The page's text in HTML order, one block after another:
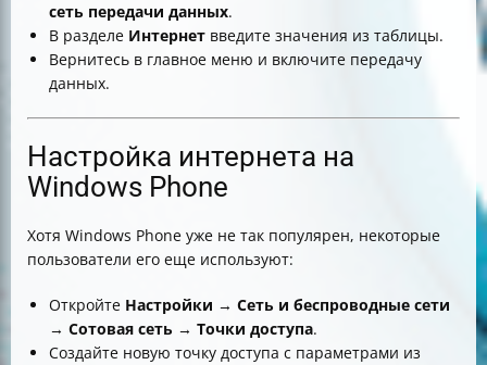
сеть передачи данных.
В разделе Интернет введите значения из таблицы.
Вернитесь в главное меню и включите передачу
данных.
Настройка интернета на
Windows Phone
Хотя Windows Phone уже не так популярен, некоторые
пользователи его еще используют:
Откройте Настройки → Сеть и беспроводные сети
→ Сотовая сеть → Точки доступа.
Создайте новую точку доступа с параметрами из